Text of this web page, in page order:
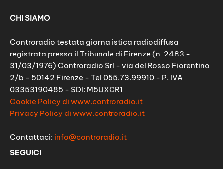
CHI SIAMO
Controradio testata giornalistica radiodiffusa
registrata presso il Tribunale di Firenze (n. 2483 -
31/03/1976) Controradio Srl - via del Rosso Fiorentino
2/b - 50142 Firenze - Tel 055.73.99910 - P. IVA
03353190485 - SDI: M5UXCR1
Cookie Policy di www.controradio.it
Privacy Policy di www.controradio.it
Contattaci: info@controradio.it
SEGUICI